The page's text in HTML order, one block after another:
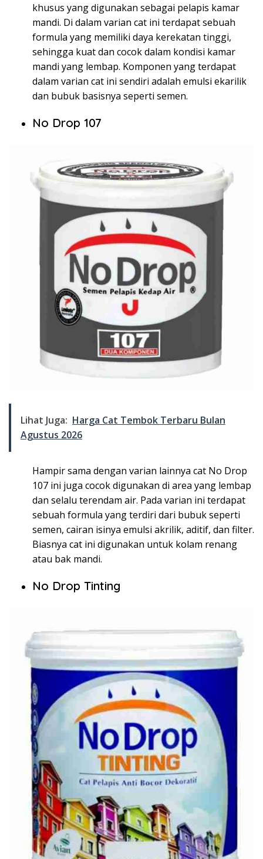
khusus yang digunakan sebagai pelapis kamar
mandi. Di dalam varian cat ini terdapat sebuah
formula yang memiliki daya kerekatan tinggi,
sehingga kuat dan cocok dalam kondisi kamar
mandi yang lembap. Komponen yang terdapat
dalam varian cat ini sendiri adalah emulsi ekarilik
dan bubuk basisnya seperti semen.
No Drop 107
Lihat Juga: Harga Cat Tembok Terbaru Bulan
Agustus 2026
Hampir sama dengan varian lainnya cat No Drop
107 ini juga cocok digunakan di area yang lembap
dan selalu terendam air. Pada varian ini terdapat
sebuah formula yang terdiri dari bubuk seperti
semen, cairan isinya emulsi akrilik, aditif, dan filter.
Biasnya cat ini digunakan untuk kolam renang
atau bak mandi.
No Drop Tinting